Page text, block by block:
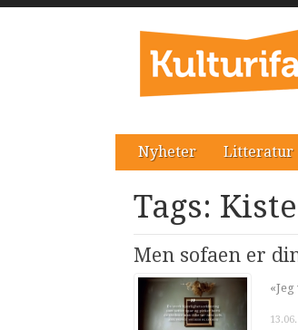
Nyheter Litteratur
Tags:
Men sofaen er